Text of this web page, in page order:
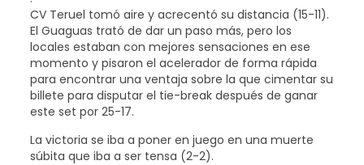
CV Teruel tomó aire y acrecentó su distancia (15-11).
El Guaguas trató de dar un paso más, pero los
locales estaban con mejores sensaciones en ese
momento y pisaron el acelerador de forma rápida
para encontrar una ventaja sobre la que cimentar su
billete para disputar el tie-break después de ganar
este set por 25-17.
La victoria se iba a poner en juego en una muerte
súbita que iba a ser tensa (2-2).